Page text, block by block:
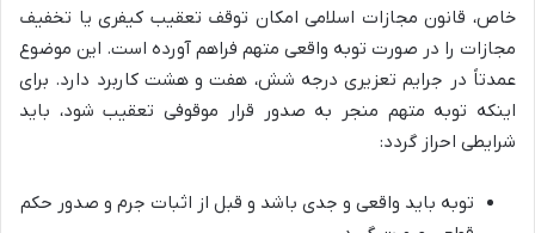
خاص، قانون مجازات اسلامی امکان توقف تعقیب کیفری یا تخفیف
مجازات را در صورت توبه واقعی متهم فراهم آورده است. این موضوع
عمدتاً در جرایم تعزیری درجه شش، هفت و هشت کاربرد دارد. برای
اینکه توبه متهم منجر به صدور قرار موقوفی تعقیب شود، باید
شرایطی احراز گردد:
توبه باید واقعی و جدی باشد و قبل از اثبات جرم و صدور حکم